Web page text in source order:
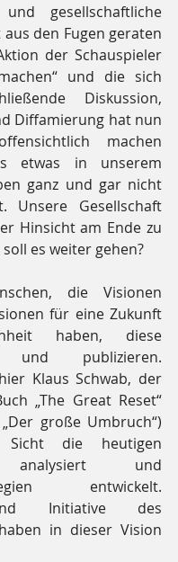
gesellschaftliche
den Fugen geraten
der Schauspieler
und die sich
Diskussion,
Diffamierung hat nun
machen
etwas in unserem
ganz und gar nicht
Unsere Gesellschaft
Hinsicht am Ende zu
es weiter gehen?
die Visionen
für eine Zukunft
haben, diese
und publizieren.
Klaus Schwab, der
„The Great Reset“
große Umbruch“)
die heutigen
analysiert und
entwickelt.
Initiative des
in dieser Vision